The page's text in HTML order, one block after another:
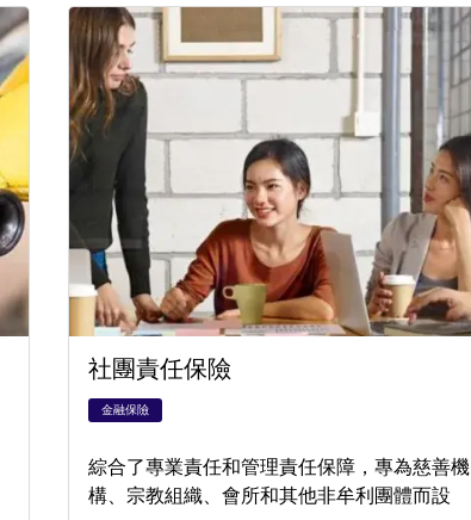
社團責任保險
金融保險
綜合了專業責任和管理責任保障，專為慈善機
構、宗教組織、會所和其他非牟利團體而設